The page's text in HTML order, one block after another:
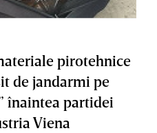
pirotehnice
de jandarmi pe
înaintea partidei
Viena